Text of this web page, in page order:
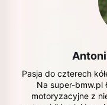
Pasja do czterech
Na super-bmw.pl
motoryzacyjne z